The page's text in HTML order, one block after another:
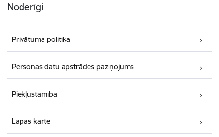
Noderīgi
Privātuma politika
Personas datu apstrādes paziņojums
Piekļūstamība
Lapas karte